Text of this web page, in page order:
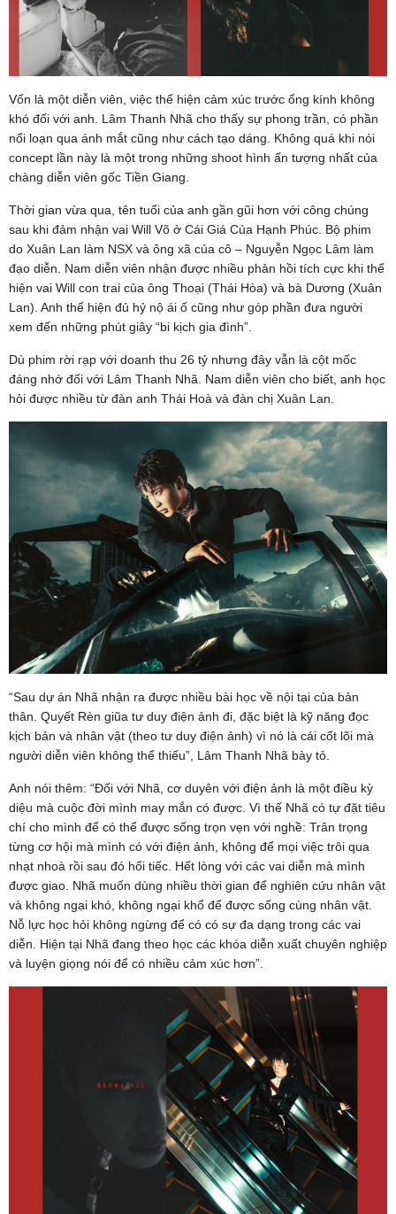
Vốn là một diễn viên, việc thể hiện cảm xúc trước ống kính không
khó đối với anh. Lâm Thanh Nhã cho thấy sự phong trần, có phần
nổi loạn qua ánh mắt cũng như cách tạo dáng. Không quá khi nói
concept lần này là một trong những shoot hình ấn tượng nhất của
chàng diễn viên gốc Tiền Giang.
Thời gian vừa qua, tên tuổi của anh gần gũi hơn với công chúng
sau khi đảm nhận vai Will Võ ở Cái Giá Của Hạnh Phúc. Bộ phim
do Xuân Lan làm NSX và ông xã của cô – Nguyễn Ngọc Lâm làm
đạo diễn. Nam diễn viên nhận được nhiều phản hồi tích cực khi thể
hiện vai Will con trai của ông Thoại (Thái Hòa) và bà Dương (Xuân
Lan). Anh thể hiện đủ hỷ nộ ái ố cũng như góp phần đưa người
xem đến những phút giây “bi kịch gia đình”.
Dù phim rời rạp với doanh thu 26 tỷ nhưng đây vẫn là cột mốc
đáng nhớ đối với Lâm Thanh Nhã. Nam diễn viên cho biết, anh học
hỏi được nhiều từ đàn anh Thái Hoà và đàn chị Xuân Lan.
“Sau dự án Nhã nhận ra được nhiều bài học về nội tại của bản
thân. Quyết Rèn giũa tư duy điện ảnh đi, đặc biệt là kỹ năng đọc
kịch bản và nhân vật (theo tư duy điện ảnh) vì nó là cái cốt lõi mà
người diễn viên không thể thiếu”, Lâm Thanh Nhã bày tỏ.
Anh nói thêm: “Đối với Nhã, cơ duyên với điện ảnh là một điều kỳ
diệu mà cuộc đời mình may mắn có được. Vì thế Nhã có tự đặt tiêu
chí cho mình để có thể được sống trọn vẹn với nghề: Trân trọng
từng cơ hội mà mình có với điện ảnh, không để mọi việc trôi qua
nhạt nhoà rồi sau đó hối tiếc. Hết lòng với các vai diễn mà mình
được giao. Nhã muốn dùng nhiều thời gian để nghiên cứu nhân vật
và không ngại khó, không ngại khổ để được sống cùng nhân vật.
Nỗ lực học hỏi không ngừng để có có sự đa dạng trong các vai
diễn. Hiện tại Nhã đang theo học các khóa diễn xuất chuyên nghiệp
và luyện giọng nói để có nhiều cảm xúc hơn”.